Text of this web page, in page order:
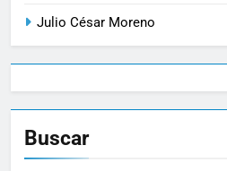
Julio César Moreno
Buscar